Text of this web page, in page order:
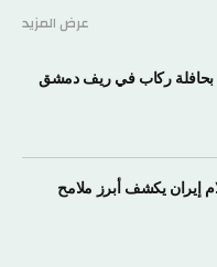
عرض المزيد
بحافلة ركاب في ريف دمشق
إيران يكشف أبرز ملامح